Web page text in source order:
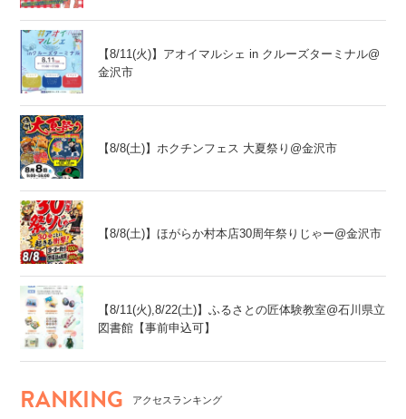
【8/11(火)】アオイマルシェ in クルーズターミナル@
金沢市
【8/8(土)】ホクチンフェス 大夏祭り@金沢市
【8/8(土)】ほがらか村本店30周年祭りじゃー@金沢市
【8/11(火),8/22(土)】ふるさとの匠体験教室@石川県立
図書館【事前申込可】
RANKING アクセスランキング